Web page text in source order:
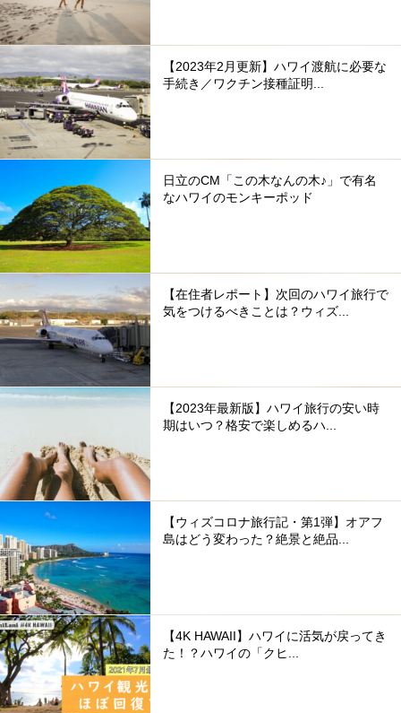
【2023年2月更新】ハワイ渡航に必要な
手続き／ワクチン接種証明...
日立のCM「この木なんの木♪」で有名
なハワイのモンキーポッド
【在住者レポート】次回のハワイ旅行で
気をつけるべきことは？ウィズ...
【2023年最新版】ハワイ旅行の安い時
期はいつ？格安で楽しめるハ...
【ウィズコロナ旅行記・第1弾】オアフ
島はどう変わった？絶景と絶品...
【4K HAWAII】ハワイに活気が戻ってき
た！？ハワイの「クヒ...